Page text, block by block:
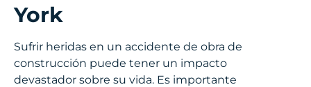
York
Sufrir heridas en un accidente de obra de
construcción puede tener un impacto
devastador sobre su vida. Es importante